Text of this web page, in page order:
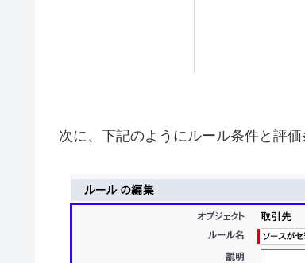
次に、下記のようにルール条件と評価